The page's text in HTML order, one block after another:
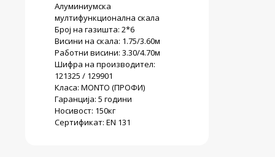
Алуминиумска
мултифункционална скала
Број на газишта: 2*6
Висини на скала: 1.75/3.60м
Работни висини: 3.30/4.70м
Шифра на производител:
121325 / 129901
Класа: MONTO (ПРОФИ)
Гаранција: 5 години
Носивост: 150кг
Сертификат: EN 131